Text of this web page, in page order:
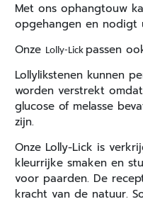
Met ons ophangtouw
opgehangen en nodigt
Onze Lolly-Lick passen
Lollylikstenen kunnen
worden verstrekt
glucose of melasse
zijn.
Onze Lolly-Lick is
kleurrijke smaken en
voor paarden. De
kracht van de natuur.